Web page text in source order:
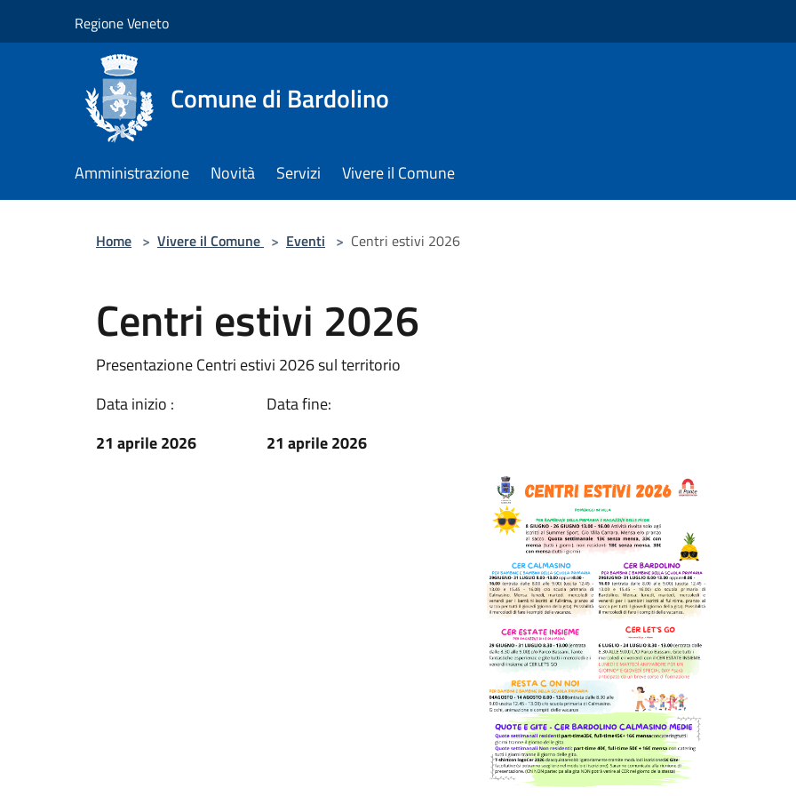
Regione Veneto
Comune di Bardolino
Amministrazione Novità Servizi Vivere il Comune
Home > Vivere il Comune > Eventi > Centri estivi 2026
Centri estivi 2026
Presentazione Centri estivi 2026 sul territorio
Data inizio :
21 aprile 2026
Data fine:
21 aprile 2026